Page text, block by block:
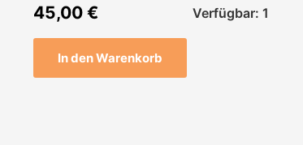
45,00 € Verfügbar: 1
In den Warenkorb